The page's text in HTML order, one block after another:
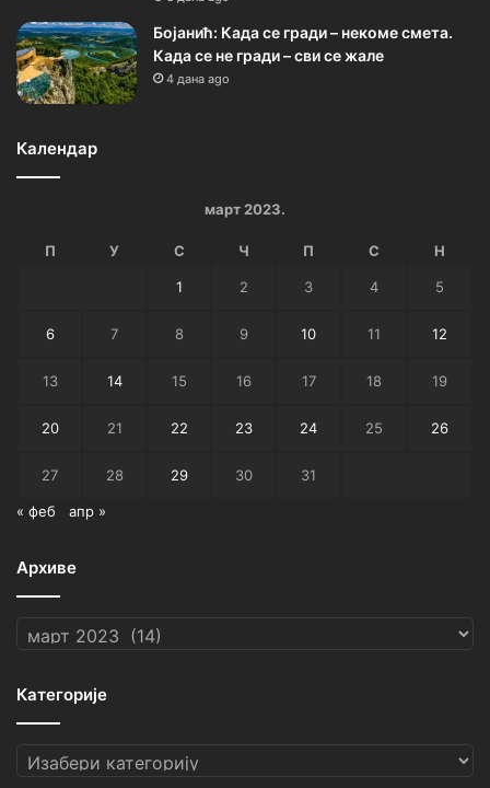
Бојанић: Када се гради – некоме смета.
Када се не гради – сви се жале
4 дана ago
Календар
март 2023.
П У С Ч П С Н
1 2 3 4 5
6 7 8 9 10 11 12
13 14 15 16 17 18 19
20 21 22 23 24 25 26
27 28 29 30 31
« феб апр »
Архиве
Категорије
Категорије